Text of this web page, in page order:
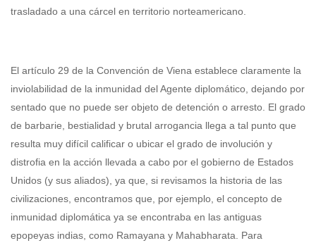
trasladado a una cárcel en territorio norteamericano.
El artículo 29 de la Convención de Viena establece claramente la
inviolabilidad de la inmunidad del Agente diplomático, dejando por
sentado que no puede ser objeto de detención o arresto. El grado
de barbarie, bestialidad y brutal arrogancia llega a tal punto que
resulta muy difícil calificar o ubicar el grado de involución y
distrofia en la acción llevada a cabo por el gobierno de Estados
Unidos (y sus aliados), ya que, si revisamos la historia de las
civilizaciones, encontramos que, por ejemplo, el concepto de
inmunidad diplomática ya se encontraba en las antiguas
epopeyas indias, como Ramayana y Mahabharata. Para